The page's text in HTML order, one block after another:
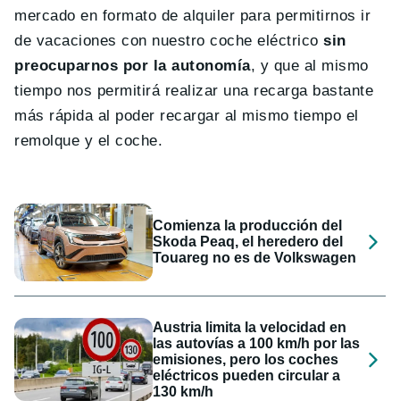
mercado en formato de alquiler para permitirnos ir
de vacaciones con nuestro coche eléctricosin
preocuparnos por la autonomía, y que al mismo
tiempo nos permitirá realizar una recarga bastante
más rápida al poder recargar al mismo tiempo el
remolque y el coche.
Comienza la producción del
Skoda Peaq, el heredero del
Touareg no es de Volkswagen
Austria limita la velocidad en
las autovías a 100 km/h por las
emisiones, pero los coches
eléctricos pueden circular a
130 km/h